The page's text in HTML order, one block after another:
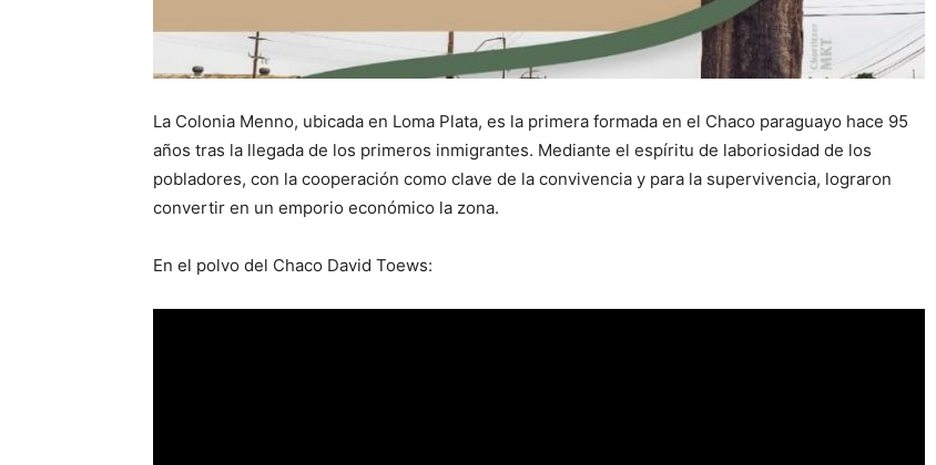
La Colonia Menno, ubicada en Loma Plata, es la primera formada en el Chaco paraguayo hace 95
años tras la llegada de los primeros inmigrantes. Mediante el espíritu de laboriosidad de los
pobladores, con la cooperación como clave de la convivencia y para la supervivencia, lograron
convertir en un emporio económico la zona.
En el polvo del Chaco David Toews: